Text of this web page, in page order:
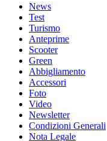
News
Test
Turismo
Anteprime
Scooter
Green
Abbigliamento
Accessori
Foto
Video
Newsletter
Condizioni Generali
Nota Legale